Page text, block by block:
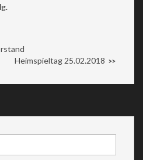
Heimspieltag 25.02.2018 >>